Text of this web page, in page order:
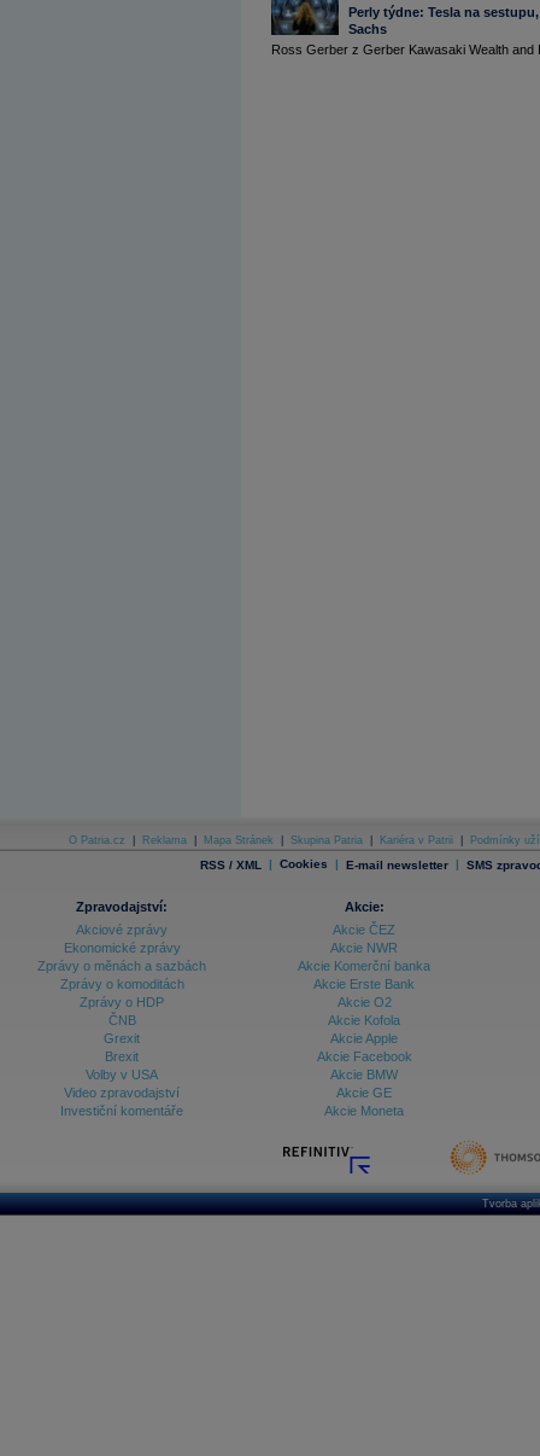
Perly týdne: Tesla na
Sachs
Ross Gerber z Gerber Kawasaki Wealth
O Patria.cz Reklama Mapa Stránek Skupina Patria Kariéra v Patrii Podmínky
RSS / XML | Cookies | E-mail newsletter | SMS
Zpravodajství:
Akciové zprávy
Ekonomické zprávy
Zprávy o měnách a sazbách
Zprávy o komoditách
Zprávy o HDP
ČNB
Grexit
Brexit
Volby v USA
Video zpravodajství
Investiční komentáře
Akcie:
Akcie ČEZ
Akcie NWR
Akcie Komerční banka
Akcie Erste Bank
Akcie O2
Akcie Kofola
Akcie Apple
Akcie Facebook
Akcie BMW
Akcie GE
Akcie Moneta
Tvorba